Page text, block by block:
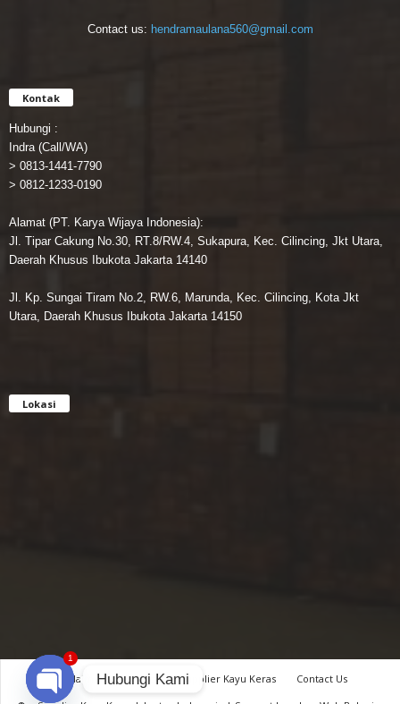
Contact us: hendramaulana560@gmail.com
Kontak
Hubungi :
Indra (Call/WA)
> 0813-1441-7790
> 0812-1233-0190
Alamat (PT. Karya Wijaya Indonesia):
Jl. Tipar Cakung No.30, RT.8/RW.4, Sukapura, Kec. Cilincing, Jkt Utara,
Daerah Khusus Ibukota Jakarta 14140
Jl. Kp. Sungai Tiram No.2, RW.6, Marunda, Kec. Cilincing, Kota Jkt
Utara, Daerah Khusus Ibukota Jakarta 14150
Lokasi
Disclaimer Privacy Supplier Kayu Keras
Contact Us
Hubungi Kami
1